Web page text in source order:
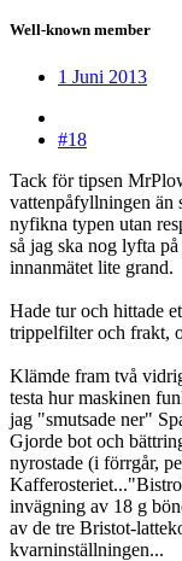
Well-known member
1 Juni 2013
#18
Tack för tipsen
vattenpåfyllningen än
nyfikna typen utan
så jag ska nog lyfta
innanmätet lite grand.
Hade tur och hittade
trippelfilter och frakt,
Klämde fram två
testa hur maskinen
jag "smutsade ner"
Gjorde bot och
nyrostade (i förrgår,
invägning av 18 g
av de tre Bristot-
kvarninställningen...